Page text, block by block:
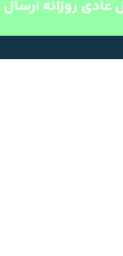
روزانه ارسال